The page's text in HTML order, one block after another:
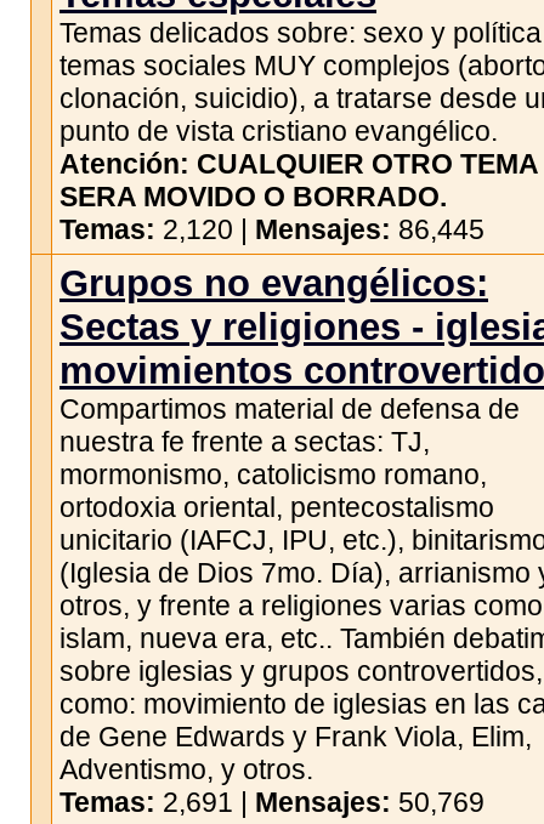
Temas delicados sobre: sexo y
temas sociales MUY complejos
clonación, suicidio), a tratarse desde
punto de vista cristiano evangélico.
Atención: CUALQUIER OTRO TEMA
SERA MOVIDO O BORRADO.
Temas: 2,120 | Mensajes: 86,445
Grupos no evangélicos:
Sectas y religiones -
movimientos
Compartimos material de defensa de
nuestra fe frente a sectas: TJ,
mormonismo, catolicismo romano,
ortodoxia oriental, pentecostalismo
unicitario (IAFCJ, IPU, etc.),
(Iglesia de Dios 7mo. Día), arrianismo
otros, y frente a religiones varias como
islam, nueva era, etc.. También
sobre iglesias y grupos controvertidos,
como: movimiento de iglesias en las
de Gene Edwards y Frank Viola, Elim,
Adventismo, y otros.
Temas: 2,691 | Mensajes: 50,769